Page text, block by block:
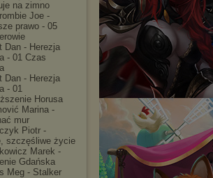
na zimno
Joe -
prawo - 05
Dan - Herezja
- 01 Czas
Dan - Herezja
- 01
Horusa
Marina -
mur
Piotr -
szczęśliwe życie
Marek -
Gdańska
Meg - Stalker